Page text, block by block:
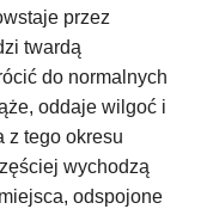
przez
twardą
do normalnych
oddaje wilgoć i
z tego okresu
wychodzą
odspojone